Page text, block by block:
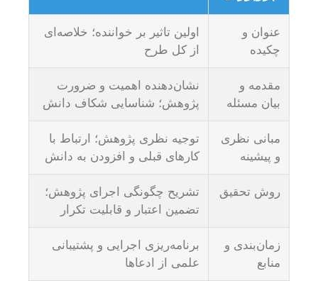
عنوان و
چکیده
اولین تاثیر بر خواننده؛ خلاصه‌ای
از کل طرح
مقدمه و
بیان مسئله
نشان‌دهنده اهمیت و ضرورت
پژوهش؛ شناسایی شکاف دانش
مبانی نظری
و پیشینه
توجیه نظری پژوهش؛ ارتباط با
کارهای قبلی و افزودن به دانش
روش تحقیق
تشریح چگونگی اجرای پژوهش؛
تضمین اعتبار و قابلیت تکرار
زمان‌بندی و
منابع
برنامه‌ریزی اجرایی و پشتیبانی
علمی از ادعاها